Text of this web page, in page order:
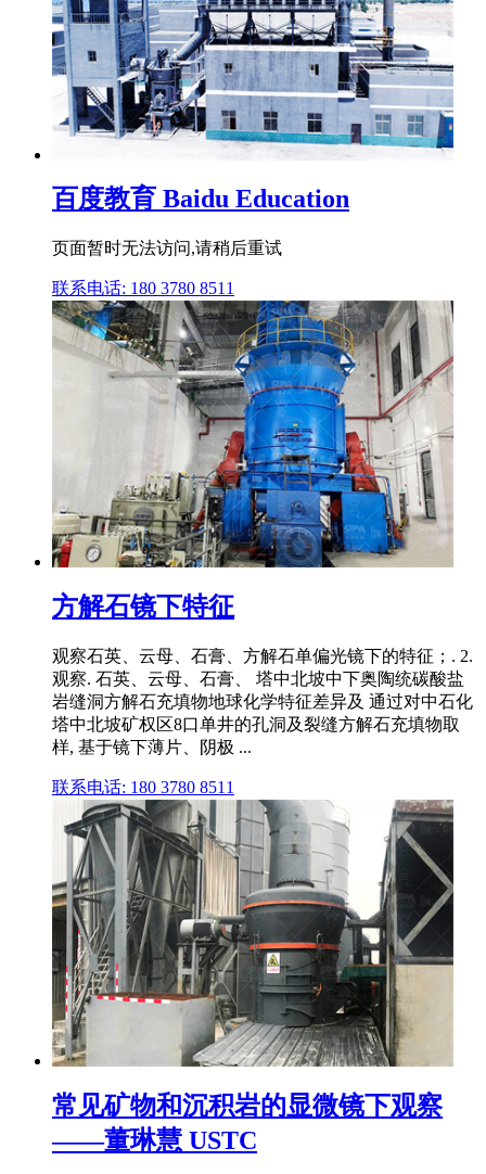
百度教育 Baidu Education
页面暂时无法访问,请稍后重试
联系电话: 180 3780 8511
方解石镜下特征
观察石英、云母、石膏、方解石单偏光镜下的特征；. 2.
观察. 石英、云母、石膏、 塔中北坡中下奥陶统碳酸盐
岩缝洞方解石充填物地球化学特征差异及 通过对中石化
塔中北坡矿权区8口单井的孔洞及裂缝方解石充填物取
样, 基于镜下薄片、阴极 ...
联系电话: 180 3780 8511
常见矿物和沉积岩的显微镜下观察
——董琳慧 USTC